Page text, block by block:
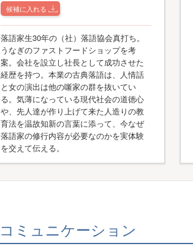
候補に入れる
落語家生30年の（社）落語協会真打ち。
うなぎのファストフードショップを考
案。会社を設立し社長として成功させた
経歴を持つ。本業の古典落語は、人情話
と女の演出は他の噺家の群を抜いてい
る。気薄になっている現代社会の道徳心
や、先人達が作り上げて来た人造りの教
育法を温故知新の言葉に添って、今なぜ
落語家の修行内容が必要なのかを実体験
を交えて伝える。
コミュニケーション